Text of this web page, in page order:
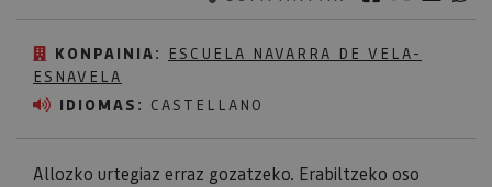
KONPAINIA:
ESCUELA NAVARRA DE VELA-
ESNAVELA
IDIOMAS: CASTELLANO
Allozko urtegiaz erraz gozatzeko. Erabiltzeko oso